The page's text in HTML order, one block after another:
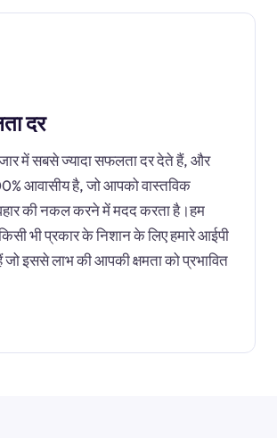
दर
में सबसे ज्यादा सफलता दर देते हैं, और
आवासीय है, जो आपको वास्तविक
की नकल करने में मदद करता है।हम
भी प्रकार के निशान के लिए हमारे आईपी
इससे लाभ की आपकी क्षमता को प्रभावित